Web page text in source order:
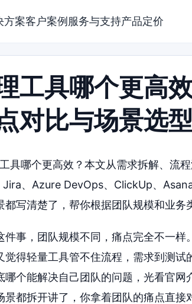
方案客户案例 服务与支持产品定价
工具哪个更高
对比与场景选
具哪个更高效？本文从需求拆解、流
、Azure DevOps、ClickUp、
写清楚了，帮你根据团队规模和业务
件事，团队规模不同，痛点完全不一
觉得轻量工具管不住流程，需求到测
哪个能解决自己团队的问题，光看官
都拆开讲了，你拿着团队的痛点直接